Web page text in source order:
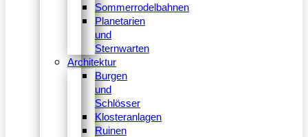
Sommerrodelbahnen
Planetarien
und
Sternwarten
Architektur
Burgen
und
Schlösser
Klosteranlagen
Ruinen